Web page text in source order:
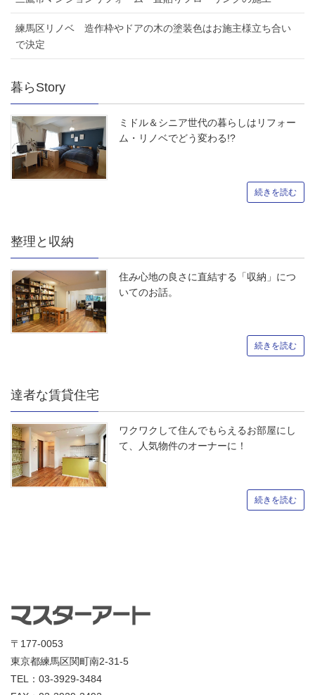
練馬区リノベ 造作枠やドアの木の塗装色はお施主様立ち合い
で決定
暮らStory
ミドル＆シニア世代の暮らしはリフォー
ム・リノベでどう変わる!?
続きを読む
整理と収納
住み心地の良さに直結する「収納」につ
いてのお話。
続きを読む
達者な賃貸住宅
ワクワクして住んでもらえるお部屋にし
て、人気物件のオーナーに！
続きを読む
〒177-0053
東京都練馬区関町南2-31-5
TEL：03-3929-3484